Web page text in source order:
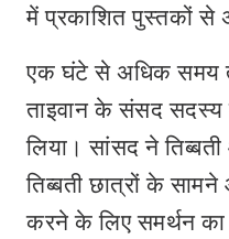
में प्रकाशित पुस्तकों से
एक घंटे से अधिक समय
ताइवान के संसद
लिया। सांसद ने
तिब्बती छात्रों के
करने के लिए समर्थन का